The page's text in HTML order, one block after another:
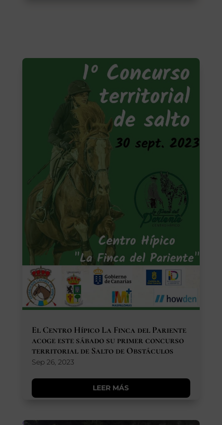
El Centro Hípico La Finca del Pariente
acoge este sábado su primer concurso
territorial de Salto de Obstáculos
Sep 26, 2023
LEER MÁS